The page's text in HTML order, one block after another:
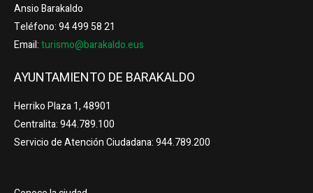
Ansio Barakaldo
Teléfono: 94 499 58 21
Email:turismo@barakaldo.eus
AYUNTAMIENTO DE BARAKALDO
Herriko Plaza 1, 48901
Centralita: 944.789.100
Servicio de Atención Ciudadana: 944.789.200